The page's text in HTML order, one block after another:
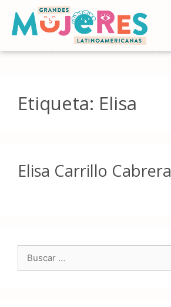
Etiqueta: Elisa
Elisa Carrillo Cabrera